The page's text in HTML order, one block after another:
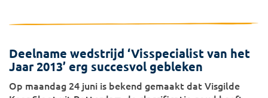
Deelname wedstrijd ‘Visspecialist van het
Jaar 2013’ erg succesvol gebleken
Op maandag 24 juni is bekend gemaakt dat Visgilde